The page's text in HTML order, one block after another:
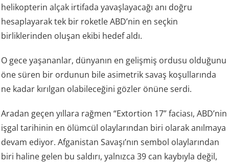
helikopterin alçak irtifada yavaşlayacağı anı doğru
hesaplayarak tek bir roketle ABD’nin en seçkin
birliklerinden oluşan ekibi hedef aldı.
O gece yaşananlar, dünyanın en gelişmiş ordusu olduğunu
öne süren bir ordunun bile asimetrik savaş koşullarında
ne kadar kırılgan olabileceğini gözler önüne serdi.
Aradan geçen yıllara rağmen “Extortion 17” faciası, ABD’nin
işgal tarihinin en ölümcül olaylarından biri olarak anılmaya
devam ediyor. Afganistan Savaşı’nın sembol olaylarından
biri haline gelen bu saldırı, yalnızca 39 can kaybıyla değil,